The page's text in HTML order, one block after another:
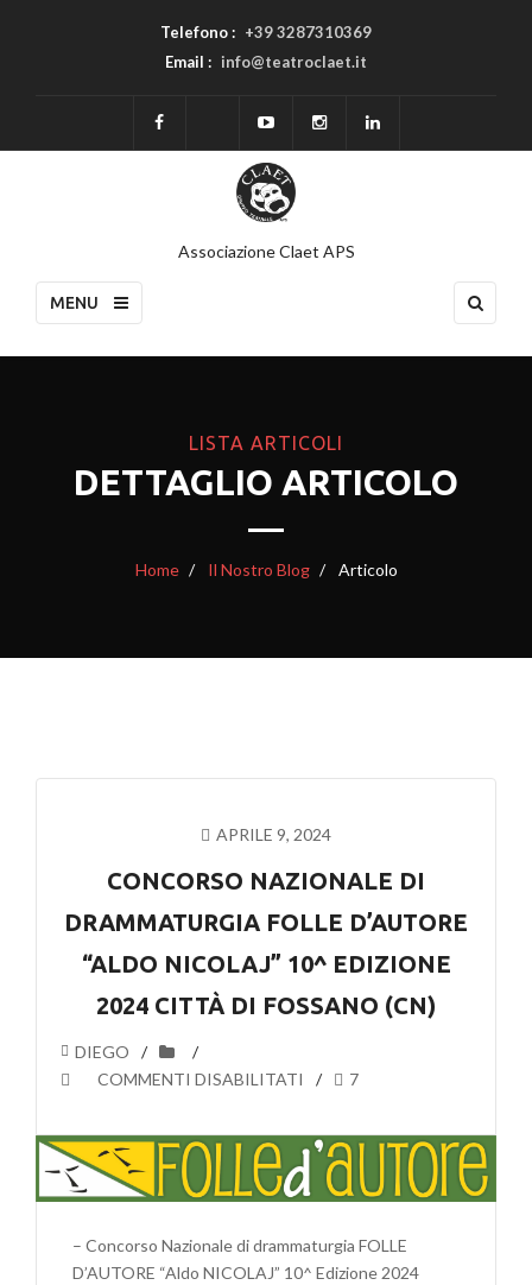
Telefono : +39 3287310369
Email : info@teatroclaet.it
Associazione Claet APS
MENU
LISTA ARTICOLI
DETTAGLIO ARTICOLO
Home Il Nostro Blog Articolo
APRILE 9, 2024
CONCORSO NAZIONALE DI
DRAMMATURGIA FOLLE D’AUTORE
“ALDO NICOLAJ” 10^ EDIZIONE
2024 CITTÀ DI FOSSANO (CN)
DIEGO
COMMENTI DISABILITATI
SU
NAZIONALE
DI
DRAMMATURGIA
D’AUTORE
“ALDO
7
– Concorso Nazionale di drammaturgia FOLLE
D’AUTORE “Aldo NICOLAJ” 10^ Edizione 2024